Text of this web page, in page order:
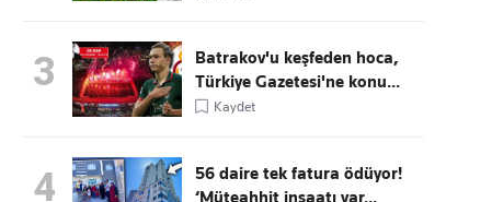
3
Batrakov'u keşfeden hoca,
Türkiye Gazetesi'ne konu...
Kaydet
4
56 daire tek fatura ödüyor!
‘Müteahhit inşaatı yar...